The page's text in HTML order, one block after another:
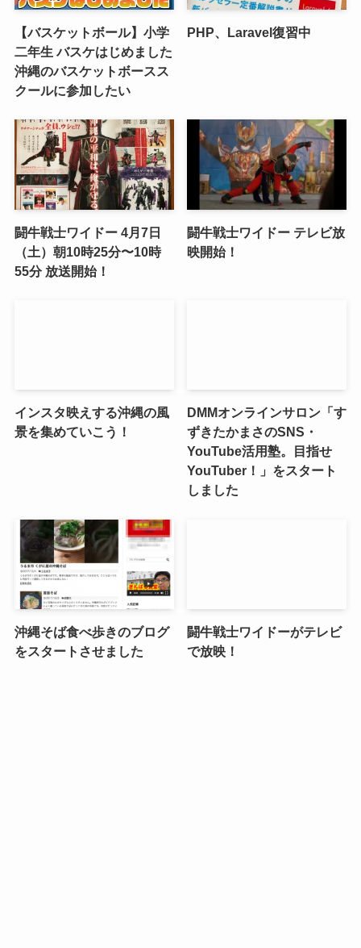
【バスケットボール】小学
二年生 バスケはじめました
沖縄のバスケットボースス
クールに参加したい
PHP、Laravel復習中
闘牛戦士ワイドー 4月7日
（土）朝10時25分〜10時
55分 放送開始！
闘牛戦士ワイドー テレビ放
映開始！
インスタ映えする沖縄の風
景を集めていこう！
DMMオンラインサロン「す
ずきたかまさのSNS・
YouTube活用塾。目指せ
YouTuber！」をスタート
しました
沖縄そば食べ歩きのブログ
をスタートさせました
闘牛戦士ワイドーがテレビ
で放映！